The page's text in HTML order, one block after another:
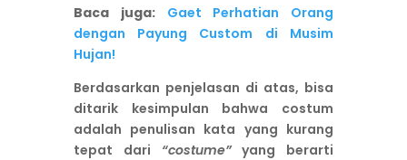
Baca juga: Gaet Perhatian Orang
dengan Payung Custom di Musim
Hujan!
Berdasarkan penjelasan di atas, bisa
ditarik kesimpulan bahwa costum
adalah penulisan kata yang kurang
tepat dari “costume”yang berarti